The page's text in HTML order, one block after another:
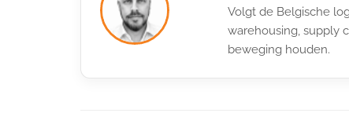
Volgt de Belgische
warehousing, supply
beweging houden.